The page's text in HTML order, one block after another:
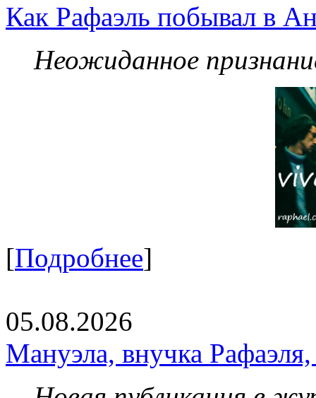
Как Рафаэль побывал в
Неожиданное
[Подробнее]
05.08.2026
Мануэла, внучка